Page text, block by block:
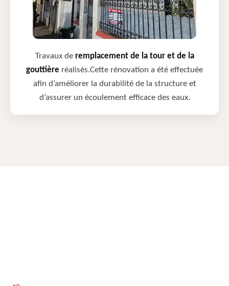
Travaux de remplacement de la tour et de la
gouttière réalisés.Cette rénovation a été effectuée
afin d’améliorer la durabilité de la structure et
d’assurer un écoulement efficace des eaux.